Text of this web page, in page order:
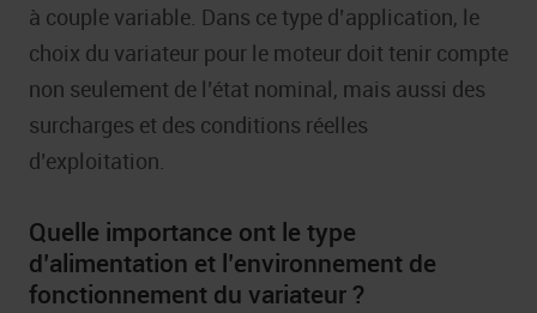
à couple variable. Dans ce type d’application, le
choix du variateur pour le moteur doit tenir compte
non seulement de l’état nominal, mais aussi des
surcharges et des conditions réelles
d’exploitation.
Quelle importance ont le type
d’alimentation et l’environnement de
fonctionnement du variateur ?